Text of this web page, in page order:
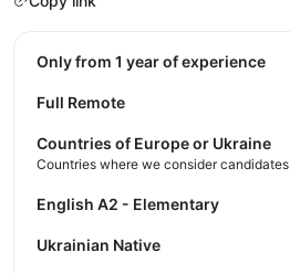
Only from 1 year of experience
Full Remote
Countries of Europe or Ukraine
Countries where we consider candidates
English A2 - Elementary
Ukrainian Native